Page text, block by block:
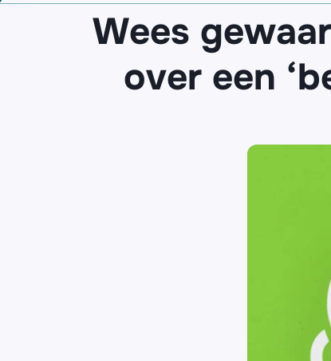
Wees
over een